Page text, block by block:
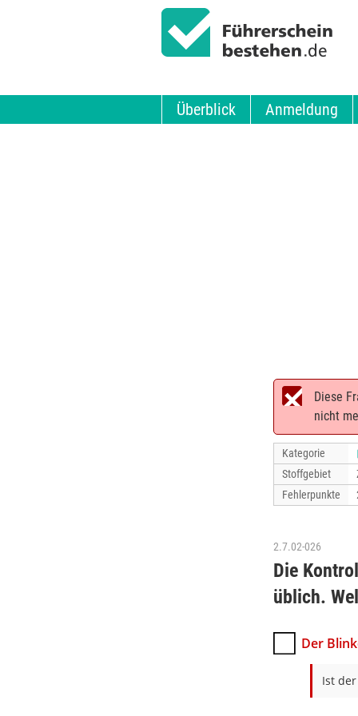
Überblick Anmeldung
Diese
nicht
Kategorie
Stoffgebiet
Fehlerpunkte
2.7.02-026
Die
üblich.
Der
Ist